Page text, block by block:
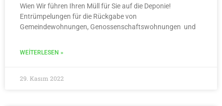
Wien Wir führen Ihren Müll für Sie auf die Deponie!
Entrümpelungen für die Rückgabe von
Gemeindewohnungen, Genossenschaftswohnungen und
WEITERLESEN »
29. Kasım 2022